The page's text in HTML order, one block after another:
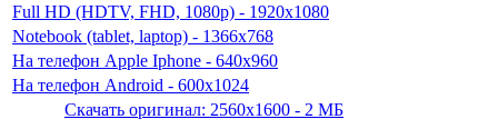
Скачать оригинал: 2560x1600 - 2 МБ
Full HD (HDTV, FHD, 1080p) - 1920x1080
Notebook (tablet, laptop) - 1366x768
На телефон Apple Iphone - 640x960
На телефон Android - 600x1024